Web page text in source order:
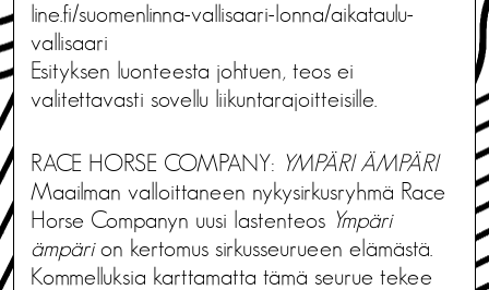
line.fi/suomenlinna-vallisaari-lonna/aikataulu-
vallisaari
Esityksen luonteesta johtuen, teos ei
valitettavasti sovellu liikuntarajoitteisille.
RACE HORSE COMPANY: YMPÄRI ÄMPÄRI
Maailman valloittaneen nykysirkusryhmä Race
Horse Companyn uusi lastenteos Ympäri
ämpärion kertomus sirkusseurueen elämästä.
Kommelluksia karttamatta tämä seurue tekee